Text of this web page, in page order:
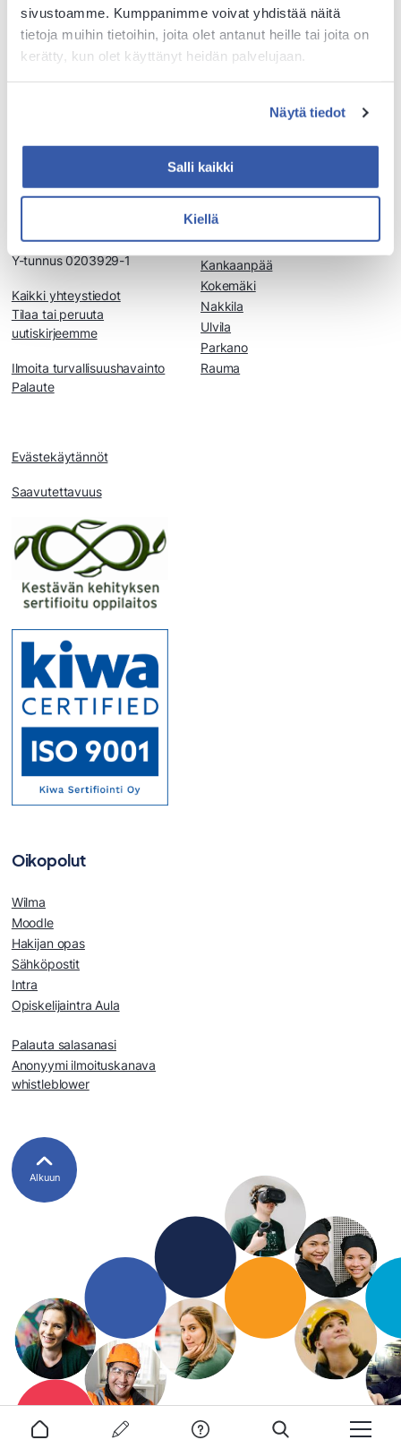
sivustoamme. Kumppanimme voivat yhdistää näitä
tietoja muihin tietoihin, joita olet antanut heille tai joita on
kerätty, kun olet käyttänyt heidän palvelujaan.
Näytä tiedot
Salli kaikki
Kiellä
Sataedu
PL 87 32801 Kokemäki
Y-tunnus 0203929-1
Kaikki yhteystiedot
Tilaa tai peruuta
uutiskirjeemme
Ilmoita turvallisuushavainto
Palaute
Evästekäytännöt
Saavutettavuus
Harjavalta
Huittinen
Kankaanpää
Kokemäki
Nakkila
Ulvila
Parkano
Rauma
Oikopolut
Wilma
Moodle
Hakijan opas
Sähköpostit
Intra
Opiskelijaintra Aula
Palauta salasanasi
Anonyymi ilmoituskanava
whistleblower
Alkuun